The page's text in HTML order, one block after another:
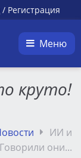
/ Регистрация
Меню
круто!
ИИ и
они...